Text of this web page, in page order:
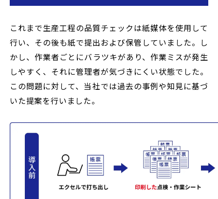
これまで生産工程の品質チェックは紙媒体を使用して
行い、その後も紙で提出および保管していました。し
かし、作業者ごとにバラツキがあり、作業ミスが発生
しやすく、それに管理者が気づきにくい状態でした。
この問題に対して、当社では過去の事例や知見に基づ
いた提案を行いました。